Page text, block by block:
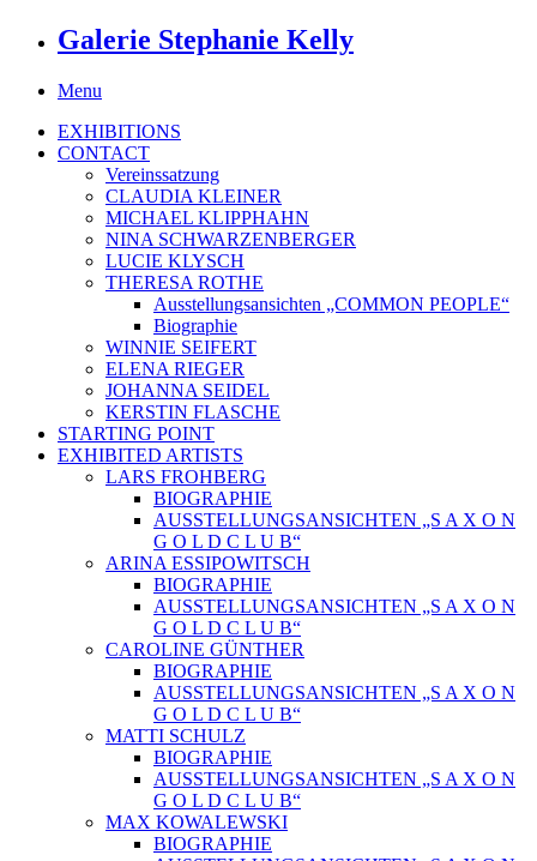
Galerie Stephanie Kelly
Menu
EXHIBITIONS
CONTACT
Vereinssatzung
CLAUDIA KLEINER
MICHAEL KLIPPHAHN
NINA SCHWARZENBERGER
LUCIE KLYSCH
THERESA ROTHE
Ausstellungsansichten „COMMON PEOPLE“
Biographie
WINNIE SEIFERT
ELENA RIEGER
JOHANNA SEIDEL
KERSTIN FLASCHE
STARTING POINT
EXHIBITED ARTISTS
LARS FROHBERG
BIOGRAPHIE
AUSSTELLUNGSANSICHTEN „S A X O N
G O L D C L U B“
ARINA ESSIPOWITSCH
BIOGRAPHIE
AUSSTELLUNGSANSICHTEN „S A X O N
G O L D C L U B“
CAROLINE GÜNTHER
BIOGRAPHIE
AUSSTELLUNGSANSICHTEN „S A X O N
G O L D C L U B“
MATTI SCHULZ
BIOGRAPHIE
AUSSTELLUNGSANSICHTEN „S A X O N
G O L D C L U B“
MAX KOWALEWSKI
BIOGRAPHIE